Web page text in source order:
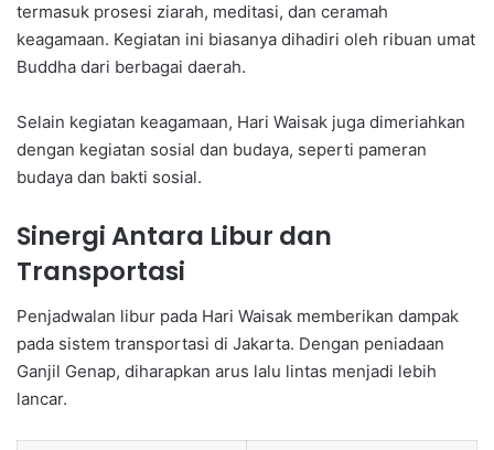
termasuk prosesi ziarah, meditasi, dan ceramah
keagamaan. Kegiatan ini biasanya dihadiri oleh ribuan umat
Buddha dari berbagai daerah.
Selain kegiatan keagamaan, Hari Waisak juga dimeriahkan
dengan kegiatan sosial dan budaya, seperti pameran
budaya dan bakti sosial.
Sinergi Antara Libur dan
Transportasi
Penjadwalan libur pada Hari Waisak memberikan dampak
pada sistem transportasi di Jakarta. Dengan peniadaan
Ganjil Genap, diharapkan arus lalu lintas menjadi lebih
lancar.